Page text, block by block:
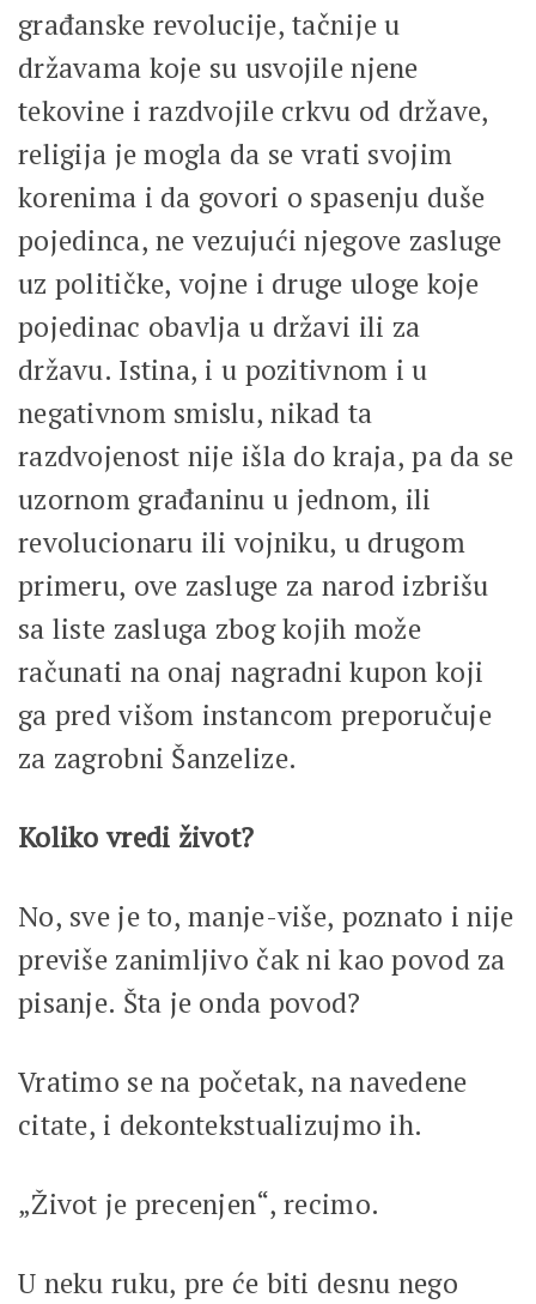
građanske revolucije, tačnije u
državama koje su usvojile njene
tekovine i razdvojile crkvu od države,
religija je mogla da se vrati svojim
korenima i da govori o spasenju duše
pojedinca, ne vezujući njegove zasluge
uz političke, vojne i druge uloge koje
pojedinac obavlja u državi ili za
državu. Istina, i u pozitivnom i u
negativnom smislu, nikad ta
razdvojenost nije išla do kraja, pa da se
uzornom građaninu u jednom, ili
revolucionaru ili vojniku, u drugom
primeru, ove zasluge za narod izbrišu
sa liste zasluga zbog kojih može
računati na onaj nagradni kupon koji
ga pred višom instancom preporučuje
za zagrobni Šanzelize.
Koliko vredi život?
No, sve je to, manje-više, poznato i nije
previše zanimljivo čak ni kao povod za
pisanje. Šta je onda povod?
Vratimo se na početak, na navedene
citate, i dekontekstualizujmo ih.
„Život je precenjen“, recimo.
U neku ruku, pre će biti desnu nego